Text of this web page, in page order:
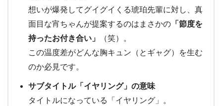
想いが爆発してグイグイくる琥珀先輩に対し、真
面目な宵ちゃんが提案するのはまさかの 「節度を
持ったお付き合い」
（笑）。
この温度差がどんな胸キュン（とギャグ）を生む
のか必見です。
サブタイトル「イヤリング」の意味
タイトルになっている「イヤリング」。